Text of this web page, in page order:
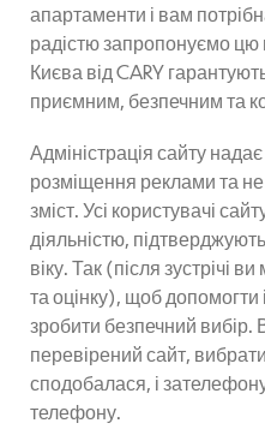
апартаменти і вам
радістю запропонуємо цю
Києва від CARY
приємним, безпечним та
Адміністрація сайту
розміщення реклами та не
зміст. Усі користувачі
діяльністю,
віку. Так (після зустрічі
та оцінку), щоб
зробити безпечний вибір.
перевірений сайт,
сподобалася, і
телефону.